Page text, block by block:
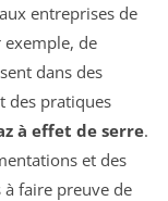
entreprises de
exemple, de
dans des
des pratiques
à effet de serre.
et des
à faire preuve de